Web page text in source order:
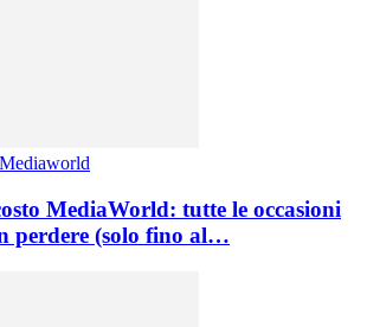
MediaWorld: tutte le occasioni
perdere (solo fino al…